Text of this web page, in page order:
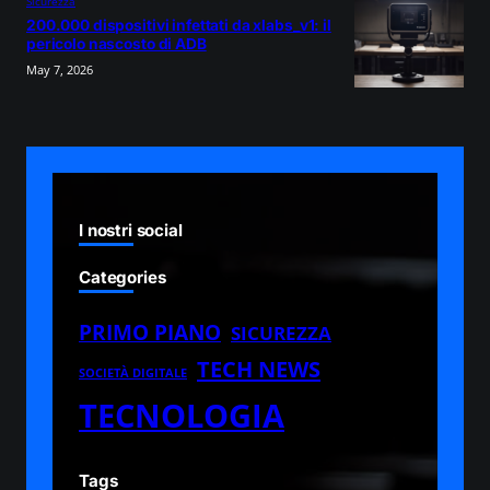
200.000 dispositivi infettati da xlabs_v1: il
pericolo nascosto di ADB
May 7, 2026
I nostri social
Categories
PRIMO PIANO SICUREZZA
SOCIETÀ DIGITALE TECH NEWS
TECNOLOGIA
Tags